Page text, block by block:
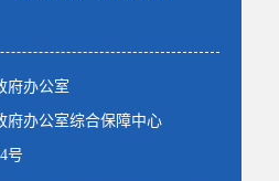
府办公室
府办公室综合保障中心
号